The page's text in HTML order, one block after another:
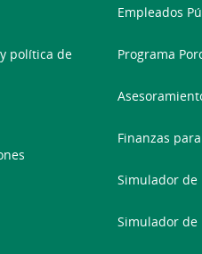
política de
Empleados
Programa
Finanzas
Simulador de
Simulador de